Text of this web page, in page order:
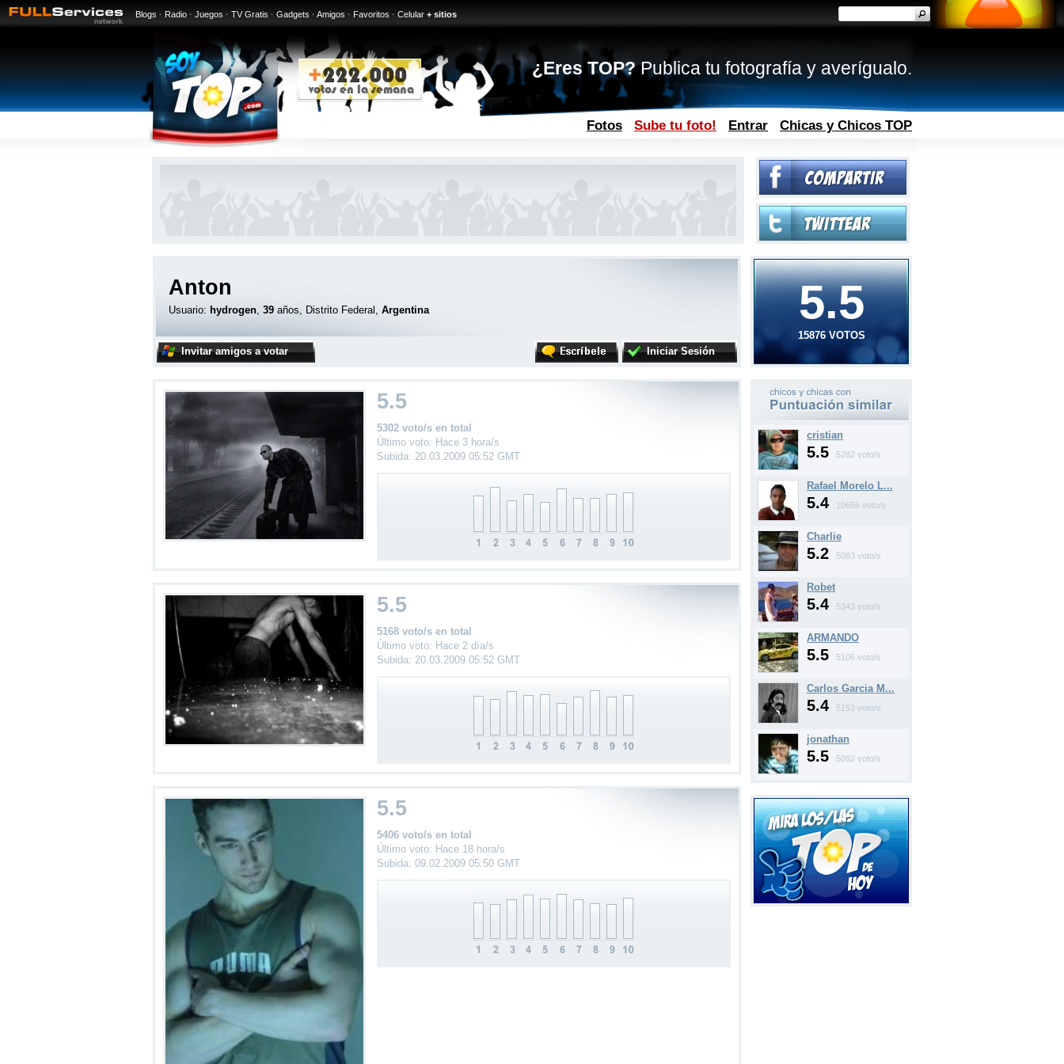
Blogs · Radio · Juegos · TV Gratis · Gadgets · Amigos · Favoritos · Celular + sitios
¿Eres TOP?Publica tu fotografía y averígualo.
Fotos Sube tu foto! Entrar Chicas y Chicos TOP
5.5
15876 VOTOS
Anton
Usuario: hydrogen, 39 años, Distrito Federal, Argentina
Iniciar Sesión
Invitar amigos a votar
cristian
5.5 5282 voto/s
Rafael Morelo L...
5.4 10656 voto/s
Charlie
5.2 5083 voto/s
Robet
5.4 5343 voto/s
ARMANDO
5.5 5106 voto/s
Carlos Garcia M...
5.4 5153 voto/s
jonathan
5.5 5092 voto/s
5.5
5302 voto/s en total
Último voto: Hace 3 hora/s
Subida: 20.03.2009 05:52 GMT
5.5
5168 voto/s en total
Último voto: Hace 2 día/s
Subida: 20.03.2009 05:52 GMT
5.5
5406 voto/s en total
Último voto: Hace 18 hora/s
Subida: 09.02.2009 05:50 GMT